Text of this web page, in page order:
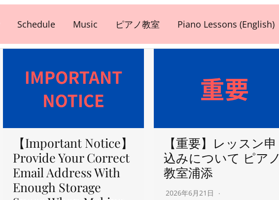
Schedule Music ピアノ教室 Piano Lessons (English)
【Important Notice】
Provide Your Correct
Email Address With
Enough Storage
【重要】レッスン申
込みについて ピアノ
教室浦添
2026年6月21日